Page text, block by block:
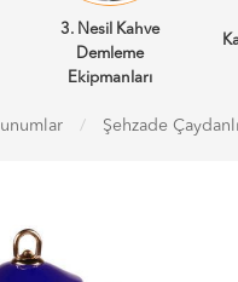
3. Nesil Kahve
Demleme
Ekipmanları
Şehzade